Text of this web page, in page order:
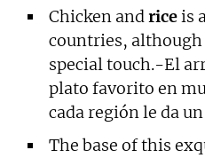
Chicken andriceis
countries, although
special touch.-El
plato favorito en
cada región le da
The base of this